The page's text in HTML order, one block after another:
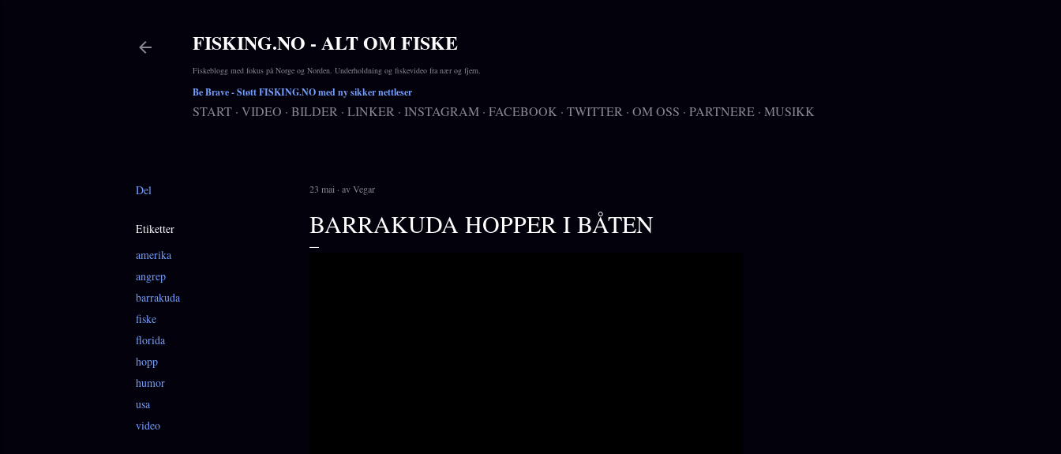
FISKING.NO - ALT OM FISKE
Fiskeblogg med fokus på Norge og Norden. Underholdning og fiskevideo fra nær og fjern.
Be Brave- Støtt FISKING.NO med ny sikker nettleser
START VIDEO BILDER LINKER INSTAGRAM FACEBOOK TWITTER OM OSS PARTNERE MUSIKK
Del
Etiketter
amerika
angrep
barrakuda
fiske
florida
hopp
humor
usa
video
23 mai avVegar
BARRAKUDA HOPPER I BÅTEN